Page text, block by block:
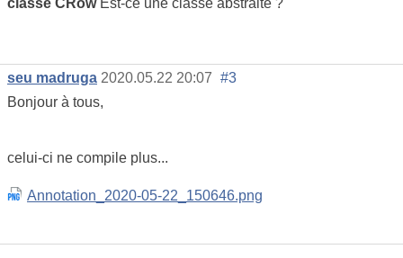
classe CRowEst-ce une classe abstraite ?
seu madruga 2020.05.22 20:07 #3
Bonjour à tous,
celui-ci ne compile plus...
Annotation_2020-05-22_150646.png